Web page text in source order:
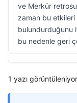
ve Merkür
zaman bu etkileri
bulundurduğunu
bu nedenle geri
1 yazı